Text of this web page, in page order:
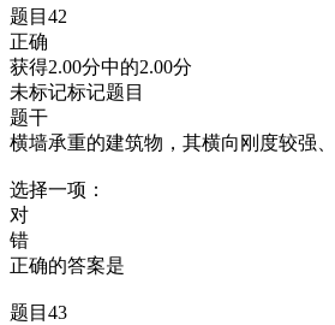
题目42
正确
获得2.00分中的2.00分
未标记标记题目
题干
横墙承重的建筑物，其横向刚度较强、
选择一项：
对
错
正确的答案是
题目43